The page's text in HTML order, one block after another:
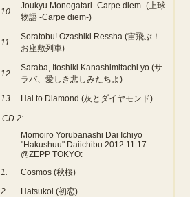
10.
Joukyu Monogatari -Carpe diem- (上球
物語 -Carpe diem-)
11.
Soratobu! Ozashiki Ressha (宙飛ぶ！
お座敷列車)
12.
Saraba, Itoshiki Kanashimitachi yo (サ
ラバ、愛しき悲しみたちよ)
13.
Hai to Diamond (灰とダイヤモンド)
CD 2:
-
Momoiro Yorubanashi Dai Ichiyo
"Hakushuu" Daiichibu 2012.11.17
@ZEPP TOKYO:
1.
Cosmos (秋桜)
2.
Hatsukoi (初恋)